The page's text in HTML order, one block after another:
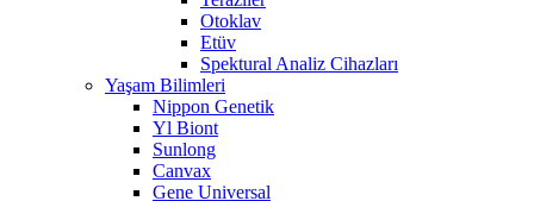
Otoklav
Etüv
Spektural Analiz Cihazları
Yaşam Bilimleri
Nippon Genetik
Yl Biont
Sunlong
Canvax
Gene Universal